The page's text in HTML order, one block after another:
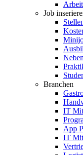
Job
Branchen
IT
App
IT